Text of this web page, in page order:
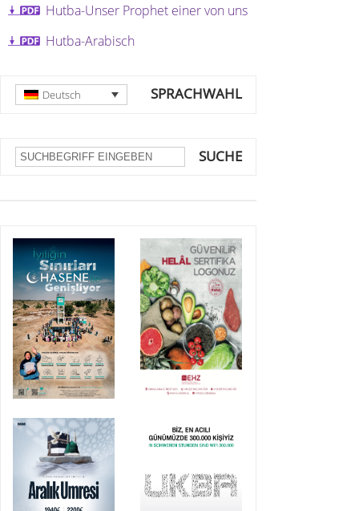
Hutba-Unser Prophet einer von uns
Hutba-Arabisch
SPRACHWAHL
Deutsch
SUCHE